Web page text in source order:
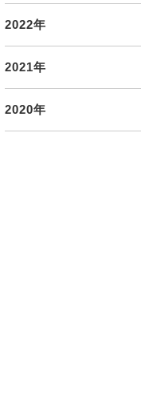
2022年
2021年
2020年